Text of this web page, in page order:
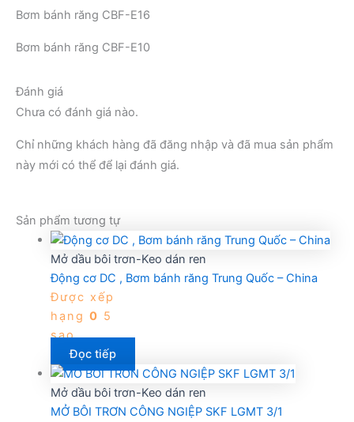
Bơm bánh răng CBF-E16
Bơm bánh răng CBF-E10
Đánh giá
Chưa có đánh giá nào.
Chỉ những khách hàng đã đăng nhập và đã mua sản phẩm
này mới có thể để lại đánh giá.
Sản phẩm tương tự
Mở dầu bôi trơn-Keo dán ren
Động cơ DC , Bơm bánh răng Trung Quốc – China
Được xếp
hạng 0 5
sao
Đọc tiếp
Mở dầu bôi trơn-Keo dán ren
MỞ BÔI TRƠN CÔNG NGIỆP SKF LGMT 3/1